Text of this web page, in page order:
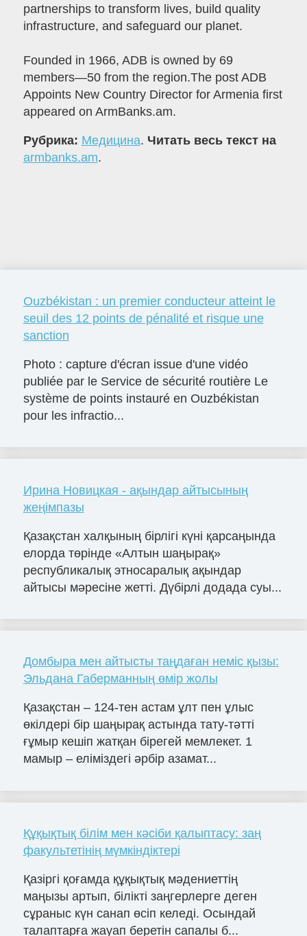
partnerships to transform lives, build quality
infrastructure, and safeguard our planet.
Founded in 1966, ADB is owned by 69
members—50 from the region.The post ADB
Appoints New Country Director for Armenia first
appeared on ArmBanks.am.
Рубрика: Медицина. Читать весь текст на
armbanks.am.
Ouzbékistan : un premier conducteur atteint le
seuil des 12 points de pénalité et risque une
sanction
Photo : capture d'écran issue d'une vidéo
publiée par le Service de sécurité routière Le
système de points instauré en Ouzbékistan
pour les infractio...
Ирина Новицкая - ақындар айтысының
жеңімпазы
Қазақстан халқының бірлігі күні қарсаңында
елорда төрінде «Алтын шаңырақ»
республикалық этносаралық ақындар
айтысы мәресіне жетті. Дүбірлі додада суы...
Домбыра мен айтысты таңдаған неміс қызы:
Эльдана Габерманның өмір жолы
Қазақстан – 124-тен астам ұлт пен ұлыс
өкілдері бір шаңырақ астында тату-тәтті
ғұмыр кешіп жатқан бірегей мемлекет. 1
мамыр – еліміздегі әрбір азамат...
Құқықтық білім мен кәсіби қалыптасу: заң
факультетінің мүмкіндіктері
Қазіргі қоғамда құқықтық мәдениеттің
маңызы артып, білікті заңгерлерге деген
сұраныс күн санап өсіп келеді. Осындай
талаптарға жауап беретін сапалы б...